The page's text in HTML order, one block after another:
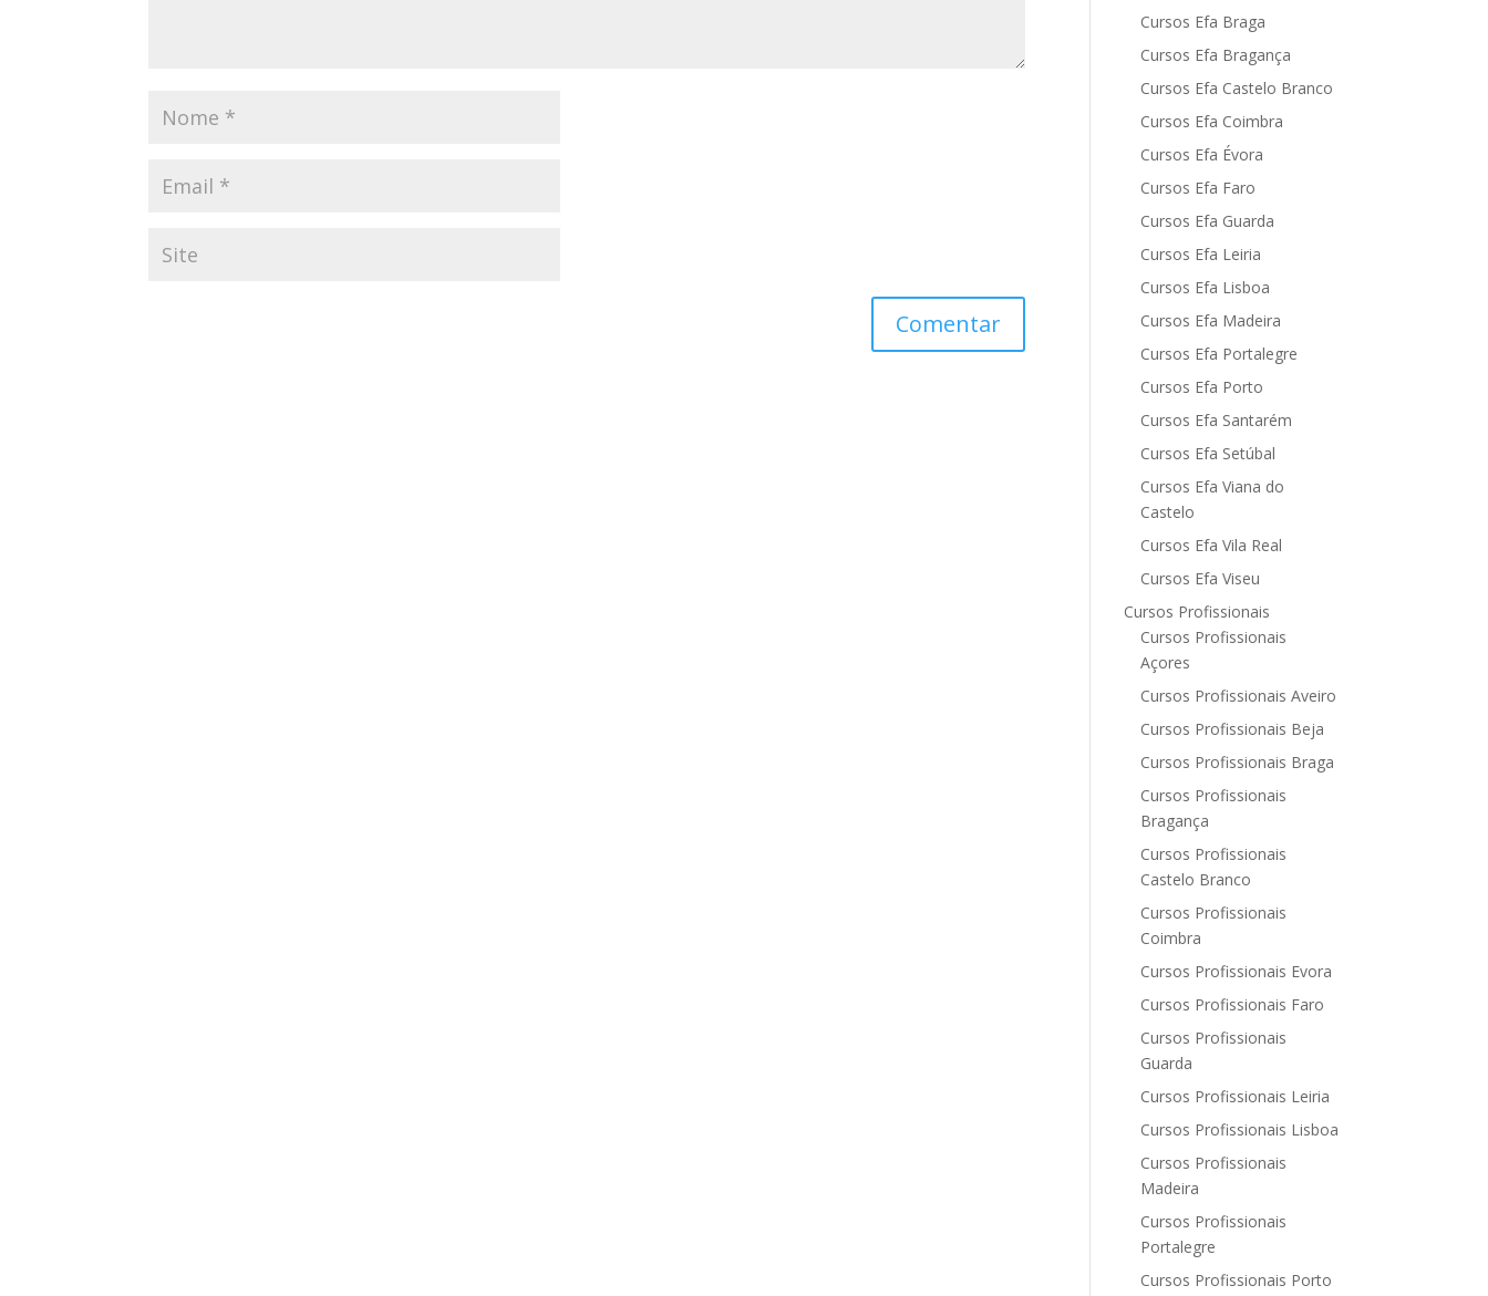
Cursos Efa Braga
Cursos Efa Bragança
Cursos Efa Castelo Branco
Cursos Efa Coimbra
Cursos Efa Évora
Cursos Efa Faro
Cursos Efa Guarda
Cursos Efa Leiria
Cursos Efa Lisboa
Cursos Efa Madeira
Cursos Efa Portalegre
Cursos Efa Porto
Cursos Efa Santarém
Cursos Efa Setúbal
Cursos Efa Viana do
Castelo
Cursos Efa Vila Real
Cursos Efa Viseu
Cursos Profissionais
Cursos Profissionais
Açores
Cursos Profissionais Aveiro
Cursos Profissionais Beja
Cursos Profissionais Braga
Cursos Profissionais
Bragança
Cursos Profissionais
Castelo Branco
Cursos Profissionais
Coimbra
Cursos Profissionais Evora
Cursos Profissionais Faro
Cursos Profissionais
Guarda
Cursos Profissionais Leiria
Cursos Profissionais Lisboa
Cursos Profissionais
Madeira
Cursos Profissionais
Portalegre
Cursos Profissionais Porto